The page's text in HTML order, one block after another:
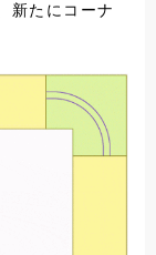
新たにコーナ